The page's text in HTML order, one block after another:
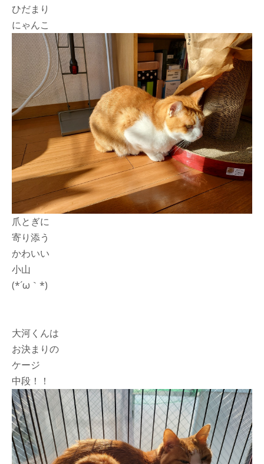
ひだまり
にゃんこ
爪とぎに
寄り添う
かわいい
小山
(*´ω｀*)
大河くんは
お決まりの
ケージ
中段！！